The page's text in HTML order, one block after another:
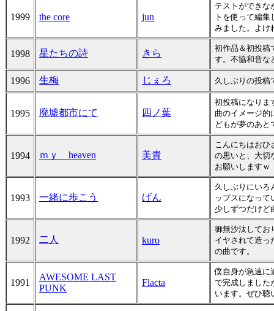
1999 the core jun
テストができな
トを使って編
みました。よけ
1998 星たちの詩 きら
初作品＆初投稿
す。不協和音な
1996 生梅 じぇろ 久しぶりの投稿
1995 廃墟都市にて 四ノ葉
初投稿になりま
曲のイメージ的
どもが夢のあと
1994 ｍｙ heaven 美貴
こんにちはお
の思いと、大切
お願いしますｗ
1993 一緒に歩こう げん
久しぶりにいろ
ップスになって
少しずつだけど
1992 二人 kuro
御無沙汰してお
イヤされて造っ
の曲です。
1991
AWESOME LAST
PUNK
Flacta
僕自身が急速に
で完成しました
います。ぜひ聴